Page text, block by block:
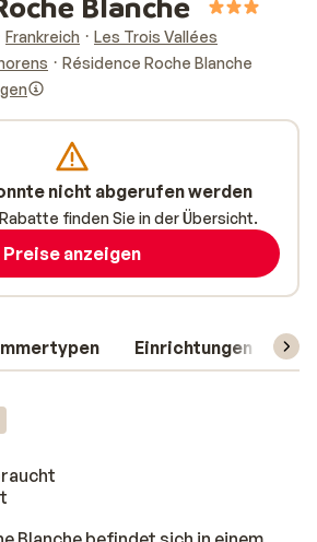
Frankreich
Les Trois Vallées
Résidence Roche Blanche
Einrichtungen
nicht abgerufen werden
finden Sie in der Übersicht.
Preise anzeigen